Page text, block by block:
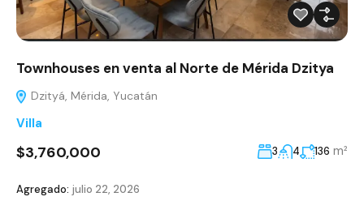
Townhouses en venta al Norte de Mérida Dzitya
Dzityá, Mérida, Yucatán
Villa
$3,760,000 3 4 136 m²
Agregado: julio 22, 2026